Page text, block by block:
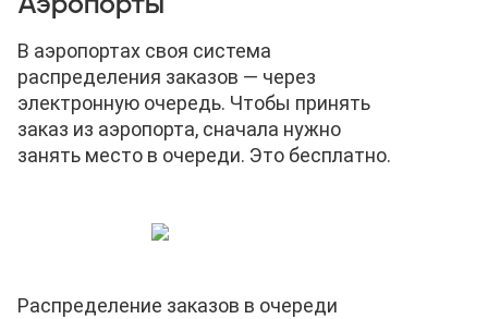
Аэропорты
В аэропортах своя система
распределения заказов — через
электронную очередь. Чтобы принять
заказ из аэропорта, сначала нужно
занять место в очереди. Это бесплатно.
Распределение заказов в очереди